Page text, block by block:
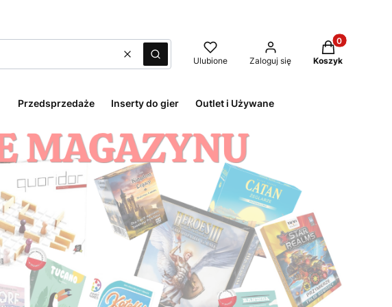
WyczyśćSzukaj Ulubione Zaloguj się
Produkty w
Koszyk
Przedsprzedaże Inserty do gier Outlet i Używane